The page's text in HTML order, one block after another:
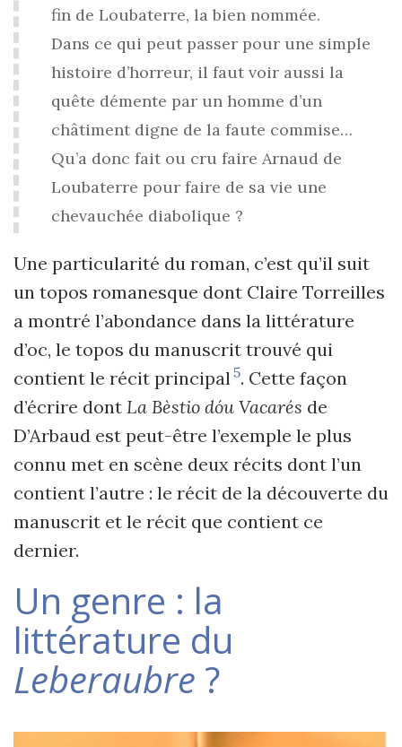
fin de Loubaterre, la bien nommée.
Dans ce qui peut passer pour une simple
histoire d’horreur, il faut voir aussi la
quête démente par un homme d’un
châtiment digne de la faute commise…
Qu’a donc fait ou cru faire Arnaud de
Loubaterre pour faire de sa vie une
chevauchée diabolique ?
Une particularité du roman, c’est qu’il suit
un topos romanesque dont Claire Torreilles
a montré l’abondance dans la littérature
d’oc, le topos du manuscrit trouvé qui
contient le récit principal5. Cette façon
d’écrire dont La Bèstio dóu Vacarés de
D’Arbaud est peut-être l’exemple le plus
connu met en scène deux récits dont l’un
contient l’autre : le récit de la découverte du
manuscrit et le récit que contient ce
dernier.
Un genre : la
littérature du
Leberaubre ?